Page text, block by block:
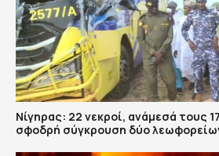
Νίγηρας: 22 νεκροί, ανάμεσά τους
σφοδρή σύγκρουση δύο